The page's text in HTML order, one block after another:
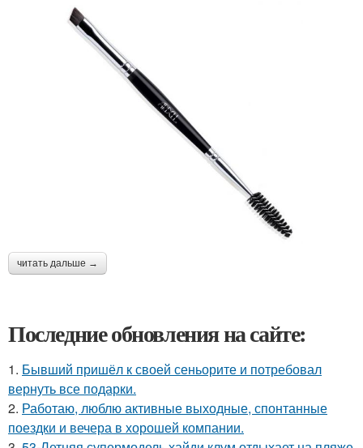
читать дальше →
Последние обновления на сайте:
1. Бывший пришёл к своей сеньорите и потребовал
вернуть все подарки.
2. Работаю, люблю активные выходные, спонтанные
поездки и вечера в хорошей компании.